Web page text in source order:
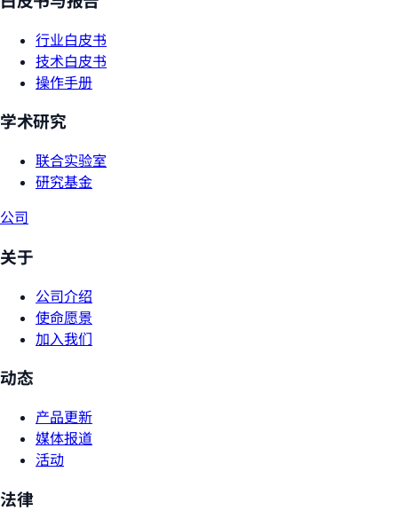
行业白皮书
技术白皮书
操作手册
学术研究
联合实验室
研究基金
公司
关于
公司介绍
使命愿景
加入我们
动态
产品更新
媒体报道
活动
法律